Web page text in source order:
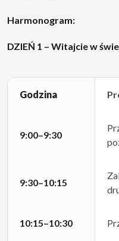
Harmonogram:
DZIEŃ 1 – Witajcie w
Godzina
9:00–9:30
9:30–10:15
10:15–10:30